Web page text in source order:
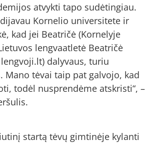
atvykti tapo sudėtingiau.
Kornelio universitete ir
kad jei Beatričė (Kornelyje
lengvaatletė Beatričė
lengvoji.lt) dalyvaus, turiu
Mano tėvai taip pat galvojo, kad
todėl nusprendėme atskristi“, –
startą tėvų gimtinėje kylanti